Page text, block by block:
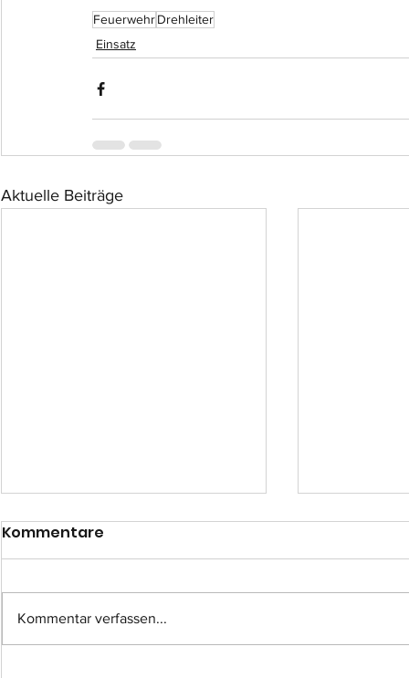
FeuerwehrDrehleiter
Einsatz
Aktuelle Beiträge
Einsatz-Nr.: 057
Kommentare
Kommentar verfassen...